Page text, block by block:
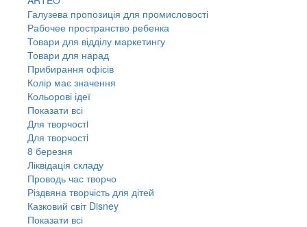
Галузева пропозиція для промисловості
Рабочее пространство ребенка
Товари для відділу маркетингу
Товари для нарад
Прибирання офісів
Колір має значення
Кольорові ідеї
Показати всі
Для творчостi
Для творчостi
8 березня
Ліквідація складу
Проводь час творчо
Різдвяна творчість для дітей
Казковий світ Disney
Показати всі